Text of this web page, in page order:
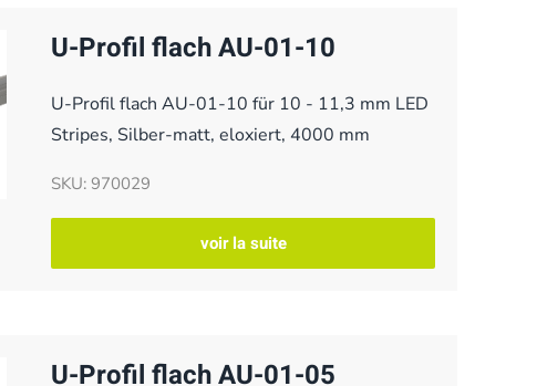
U-Profil flach AU-01-10
U-Profil flach AU-01-10 für 10 - 11,3 mm LED
Stripes, Silber-matt, eloxiert, 4000 mm
SKU: 970029
voir la suite
U-Profil flach AU-01-05